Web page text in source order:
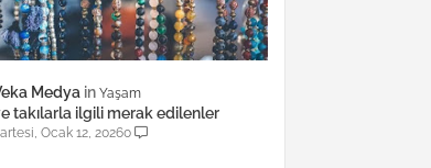
Medya Yaşam
takılarla ilgili merak edilenler
Ocak 12, 20260